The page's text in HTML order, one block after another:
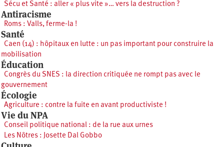
Sécu et Santé : aller « plus vite »… vers la destruction ?
Antiracisme
Roms : Valls, ferme-la !
Santé
Caen (14) : hôpitaux en lutte : un pas important pour construire la
mobilisation
Éducation
Congrès du SNES : la direction critiquée ne rompt pas avec le
gouvernement
Écologie
Agriculture : contre la fuite en avant productiviste !
Vie du NPA
Conseil politique national : de la rue aux urnes
Les Nôtres : Josette Dal Gobbo